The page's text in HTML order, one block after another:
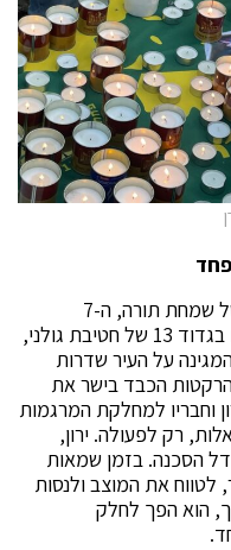
היום ששינה את הכל התחיל בזריחה של שמחת תורה, ה-7
באוקטובר 2023. סמל ירון זוהר, לוחם בגדוד 13 של חטיבת גולני,
קדמית המגינה על העיר שדרות
בבוקר, מטח הרקטות הכבד בישר את
וחבריו למחלקת המרגמות
רק לפעולה. ירון,
הסכנה. בזמן שמאות
את המוצב ולנסות
הוא הפך לחלק